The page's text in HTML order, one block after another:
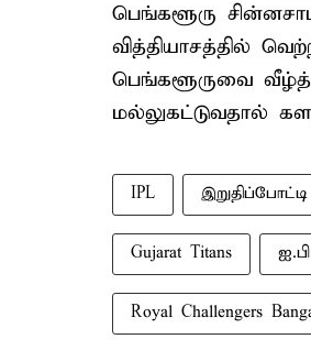
பெங்களூரு
வித்தியாசத்தில்
பெங்களூருவை
மல்லுகட்டுவதால்
IPL இறுதிப்போட்டி
Gujarat Titans
Royal Challengers